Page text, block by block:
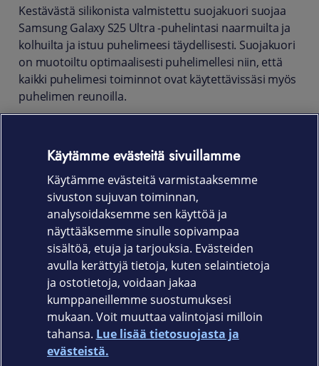
Kestävästä silikonista valmistettu suojakuori suojaa
Samsung Galaxy S25 Ultra -puhelintasi naarmuilta ja
kolhuilta ja istuu puhelimeesi täydellisesti. Suojakuori
on muotoiltu optimaalisesti puhelimellesi niin, että
kaikki puhelimesi toiminnot ovat käytettävissäsi myös
puhelimen reunoilla.
EF-PS938CBEGWW Musta
EF-PS938CJEGWW Harmaa
EF-PS938CLEGWW Vaaleansininen
EF-PS938CREGWW Punainen
Elisa.fi
Käytämme evästeitä sivuillamme
Käytämme evästeitä varmistaaksemme
sivuston sujuvan toiminnan,
analysoidaksemme sen käyttöä ja
näyttääksemme sinulle sopivampaa
sisältöä, etuja ja tarjouksia. Evästeiden
avulla kerättyjä tietoja, kuten selaintietoja
ja ostotietoja, voidaan jakaa
kumppaneillemme suostumuksesi
mukaan. Voit muuttaa valintojasi milloin
tahansa. Lue lisää tietosuojasta ja
evästeistä.